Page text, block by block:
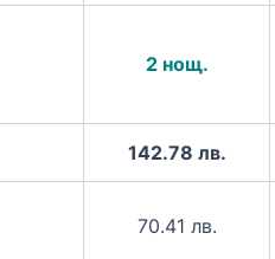
2 нощ.
142.78 лв.
70.41 лв.